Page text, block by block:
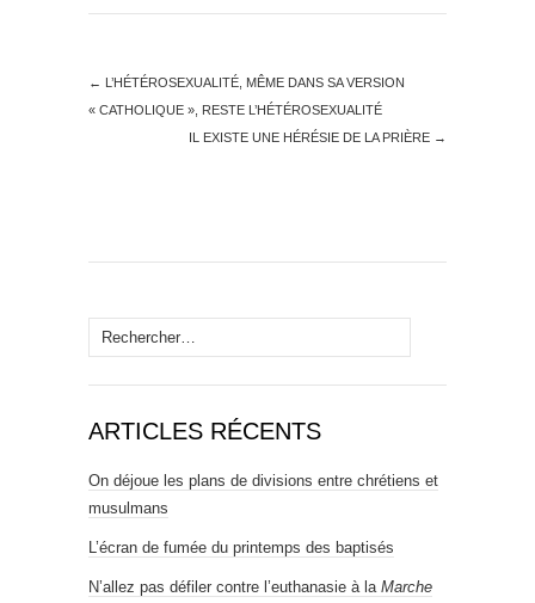
←
L’HÉTÉROSEXUALITÉ, MÊME DANS SA VERSION
« CATHOLIQUE », RESTE L’HÉTÉROSEXUALITÉ
IL EXISTE UNE HÉRÉSIE DE LA PRIÈRE →
Rechercher :
ARTICLES RÉCENTS
On déjoue les plans de divisions entre chrétiens et
musulmans
L’écran de fumée du printemps des baptisés
N’allez pas défiler contre l’euthanasie à la Marche